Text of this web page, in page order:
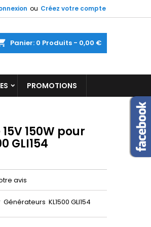
ou Créez votre compte
Panier: 0 Produits - 0,00 €
PROMOTIONS
150W pour
GLI154
avis
KL1500 GLI154